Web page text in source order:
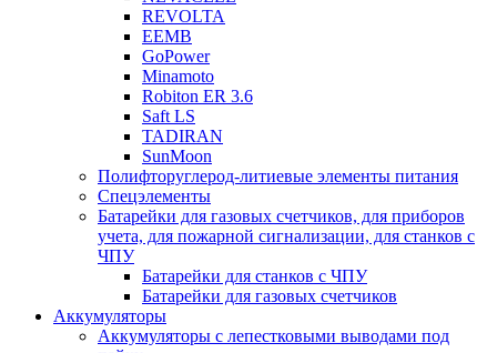
REVOLTA
EEMB
GoPower
Minamoto
Robiton ER 3.6
Saft LS
TADIRAN
SunMoon
Полифторуглерод-литиевые элементы питания
Спецэлементы
Батарейки для газовых счетчиков, для приборов
учета, для пожарной сигнализации, для станков с
ЧПУ
Батарейки для станков с ЧПУ
Батарейки для газовых счетчиков
Аккумуляторы
Аккумуляторы с лепестковыми выводами под